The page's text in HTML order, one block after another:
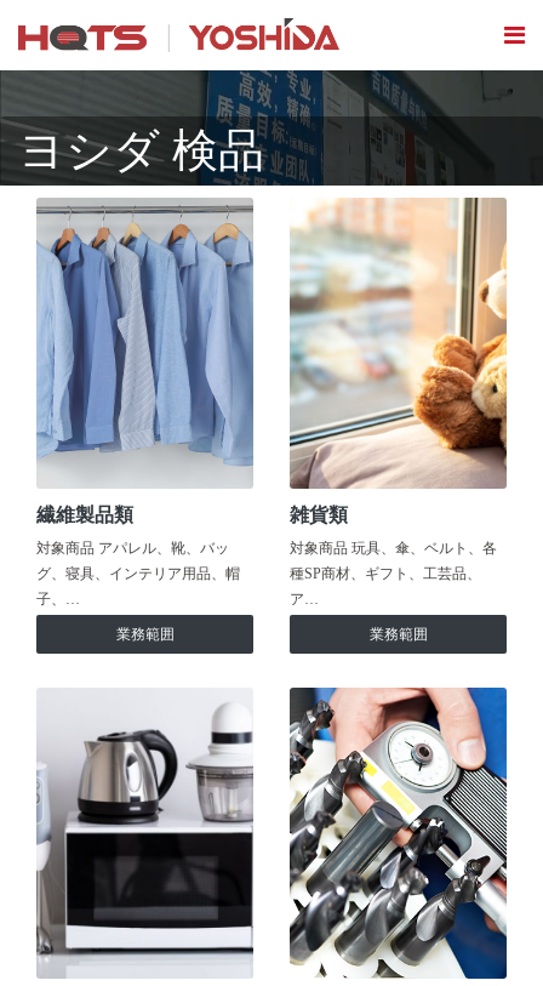
ヨシダ 検品
繊維製品類
対象商品 アパレル、靴、バッ
グ、寝具、インテリア用品、帽
子、…
業務範囲
雑貨類
対象商品 玩具、傘、ベルト、各
種SP商材、ギフト、工芸品、
ア…
業務範囲